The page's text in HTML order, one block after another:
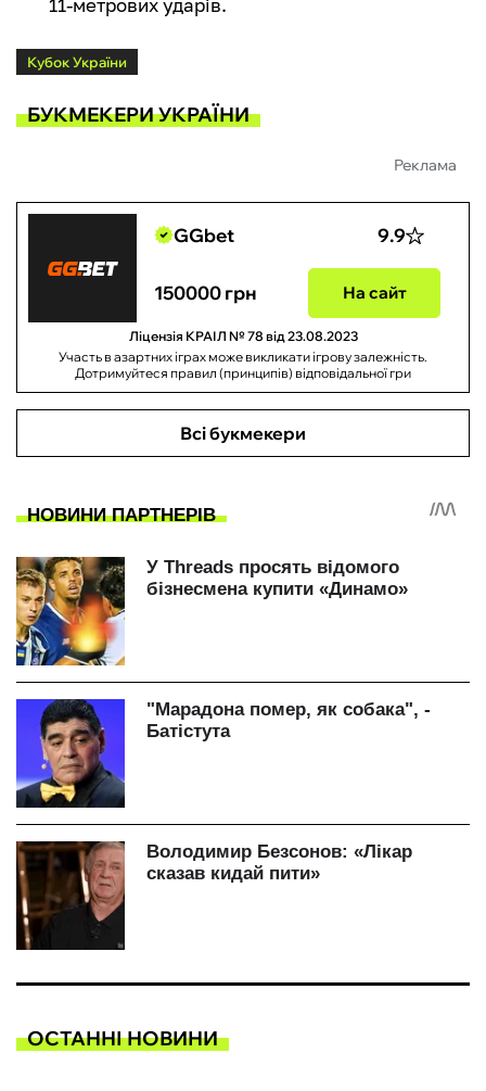
11-метрових ударів.
Кубок України
БУКМЕКЕРИ УКРАЇНИ
Реклама
GGbet 9.9
150000 грн На сайт
Ліцензія КРАІЛ № 78 від 23.08.2023
Участь в азартних іграх може викликати ігрову залежність.
Дотримуйтеся правил (принципів) відповідальної гри
Всі букмекери
ОСТАННІ НОВИНИ